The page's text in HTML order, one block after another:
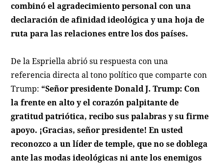
combinó el agradecimiento personal con una
declaración de afinidad ideológica y una hoja de
ruta para las relaciones entre los dos países.
De la Espriella abrió su respuesta con una
referencia directa al tono político que comparte con
Trump: “Señor presidente Donald J. Trump: Con
la frente en alto y el corazón palpitante de
gratitud patriótica, recibo sus palabras y su firme
apoyo. ¡Gracias, señor presidente! En usted
reconozco a un líder de temple, que no se doblega
ante las modas ideológicas ni ante los enemigos